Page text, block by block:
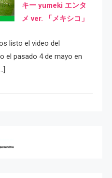
キー yumeki エンタ
メ ver. 「メキシコ」
listo el video del
el pasado 4 de mayo en